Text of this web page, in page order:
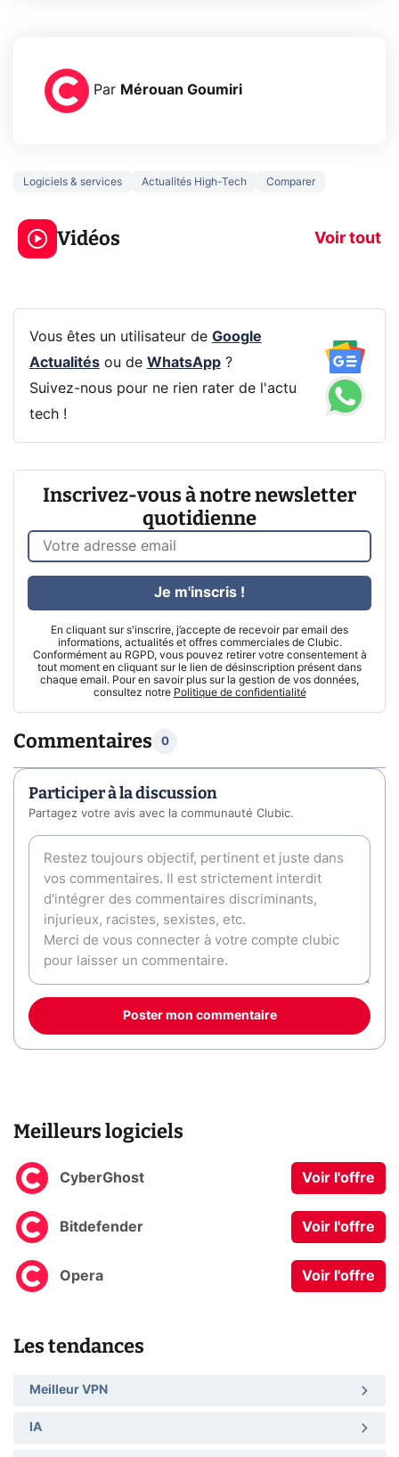
Par Mérouan Goumiri
Logiciels & services Actualités High-Tech Comparer
Vidéos Voir tout
3 écrans en 1 pour
319€ ? Voici L'AOC
CQ32G4ZA !
5
prochaine
Vous êtes un utilisateur de Google
Actualitésou de WhatsApp?
Suivez-nous pour ne rien rater de l'actu
tech !
Inscrivez-vous à notre newsletter
quotidienne
En cliquant sur s'inscrire, j’accepte de recevoir par email des
informations, actualités et offres commerciales de Clubic.
Conformément au RGPD, vous pouvez retirer votre consentement à
tout moment en cliquant sur le lien de désinscription présent dans
chaque email. Pour en savoir plus sur la gestion de vos données,
consultez notre Politique de confidentialité
Je m'inscris !
Commentaires 0
Participer à la discussion
Partagez votre avis avec la communauté Clubic.
Poster mon commentaire
Meilleurs logiciels
CyberGhost Voir l'offre
Bitdefender Voir l'offre
Opera Voir l'offre
Les tendances
Meilleur VPN
IA